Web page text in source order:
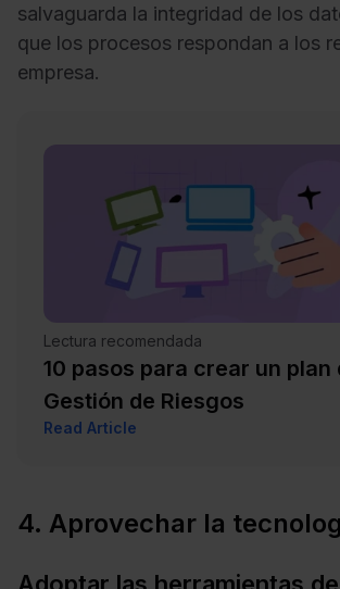
salvaguarda la integridad de los
que los procesos respondan a los
empresa.
Lectura recomendada
10 pasos para crear un plan
Gestión de Riesgos
Read Article
4. Aprovechar la